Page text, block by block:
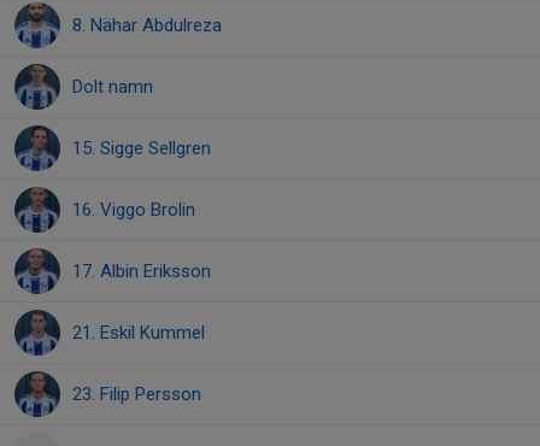
8. Nähar Abdulreza
Dolt namn
15. Sigge Sellgren
16. Viggo Brolin
17. Albin Eriksson
21. Eskil Kummel
23. Filip Persson